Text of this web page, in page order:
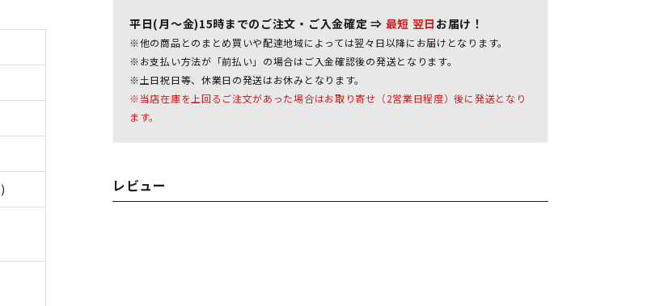
平日(月～金)15時までのご注文・ご入金確定 ⇒ 最短 翌日 お届け！
※他の商品とのまとめ買いや配達地域によっては翌々日以降にお届けとなります。
※お支払い方法が「前払い」の場合はご入金確認後の発送となります。
※土日祝日等、休業日の発送はお休みとなります。
※当店在庫を上回るご注文があった場合はお取り寄せ（2営業日程度）後に発送となり
ます。
レビュー